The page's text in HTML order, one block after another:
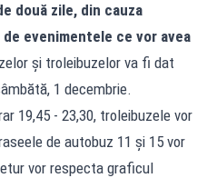
două zile, din cauza
evenimentele ce vor avea
şi troleibuzelor va fi dat
1 decembrie.
19,45 - 23,30, troleibuzele vor
de autobuz 11 şi 15 vor
vor respecta graficul